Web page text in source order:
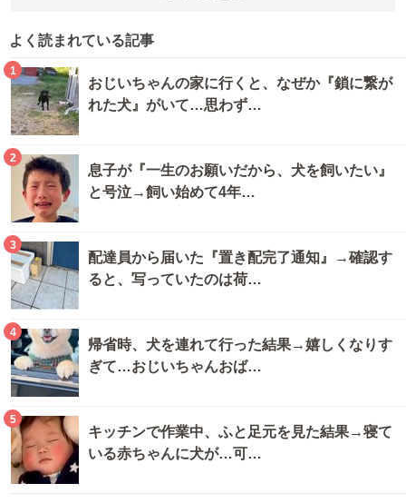
よく読まれている記事
1
おじいちゃんの家に行くと、なぜか『鎖に繋が
れた犬』がいて…思わず…
2
息子が『一生のお願いだから、犬を飼いたい』
と号泣→飼い始めて4年…
3
配達員から届いた『置き配完了通知』→確認す
ると、写っていたのは荷…
4
帰省時、犬を連れて行った結果→嬉しくなりす
ぎて…おじいちゃんおば…
5
キッチンで作業中、ふと足元を見た結果→寝て
いる赤ちゃんに犬が…可…